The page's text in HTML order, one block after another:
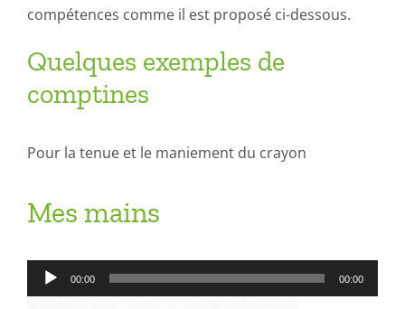
compétences comme il est proposé ci-dessous.
Quelques exemples de
comptines
Pour la tenue et le maniement du crayon
Mes mains
Lecteur
audio
00:00 00:00